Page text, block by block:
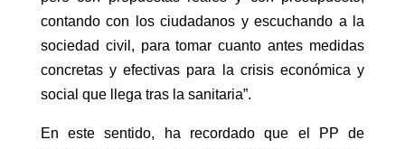
contando con los ciudadanos y escuchando a la
sociedad civil, para tomar cuanto antes medidas
concretas y efectivas para la crisis económica y
social que llega tras la sanitaria”.
En este sentido, ha recordado que el PP de